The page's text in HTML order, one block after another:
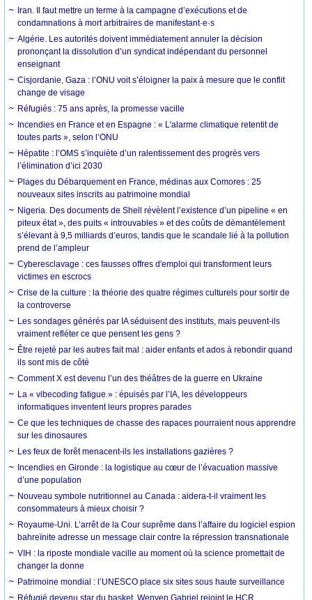
Iran. Il faut mettre un terme à la campagne d’exécutions et de
condamnations à mort arbitraires de manifestant·e·s
Algérie. Les autorités doivent immédiatement annuler la décision
prononçant la dissolution d’un syndicat indépendant du personnel
enseignant
Cisjordanie, Gaza : l’ONU voit s’éloigner la paix à mesure que le conflit
change de visage
Réfugiés : 75 ans après, la promesse vacille
Incendies en France et en Espagne : « L'alarme climatique retentit de
toutes parts », selon l’ONU
Hépatite : l’OMS s’inquiète d’un ralentissement des progrès vers
l’élimination d’ici 2030
Plages du Débarquement en France, médinas aux Comores : 25
nouveaux sites inscrits au patrimoine mondial
Nigeria. Des documents de Shell révèlent l’existence d’un pipeline « en
piteux état », des puits « introuvables » et des coûts de démantèlement
s’élevant à 9,5 milliards d’euros, tandis que le scandale lié à la pollution
prend de l’ampleur
Cyberesclavage : ces fausses offres d'emploi qui transforment leurs
victimes en escrocs
Crise de la culture : la théorie des quatre régimes culturels pour sortir de
la controverse
Les sondages générés par IA séduisent des instituts, mais peuvent-ils
vraiment refléter ce que pensent les gens ?
Être rejeté par les autres fait mal : aider enfants et ados à rebondir quand
ils sont mis de côté
Comment X est devenu l’un des théâtres de la guerre en Ukraine
La « vibecoding fatigue » : épuisés par l’IA, les développeurs
informatiques inventent leurs propres parades
Ce que les techniques de chasse des rapaces pourraient nous apprendre
sur les dinosaures
Les feux de forêt menacent-ils les installations gazières ?
Incendies en Gironde : la logistique au cœur de l’évacuation massive
d’une population
Nouveau symbole nutritionnel au Canada : aidera-t-il vraiment les
consommateurs à mieux choisir ?
Royaume-Uni. L’arrêt de la Cour suprême dans l’affaire du logiciel espion
bahreïnite adresse un message clair contre la répression transnationale
VIH : la riposte mondiale vacille au moment où la science promettait de
changer la donne
Patrimoine mondial : l’UNESCO place six sites sous haute surveillance
Réfugié devenu star du basket, Wenyen Gabriel rejoint le HCR